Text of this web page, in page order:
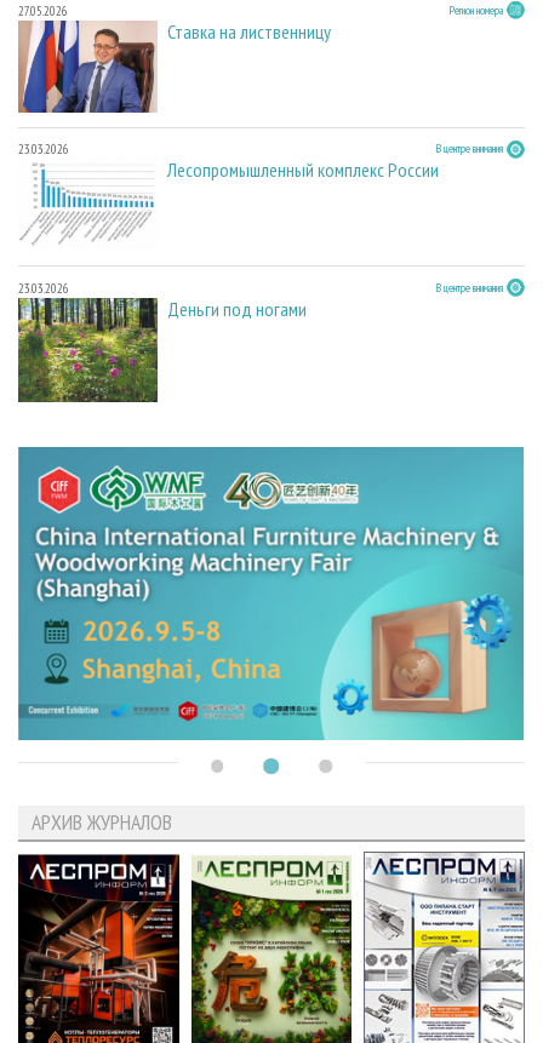
27.05.2026 Регион номера
Ставка на лиственницу
23.03.2026 В центре внимания
Лесопромышленный комплекс России
23.03.2026 В центре внимания
Деньги под ногами
АРХИВ ЖУРНАЛОВ